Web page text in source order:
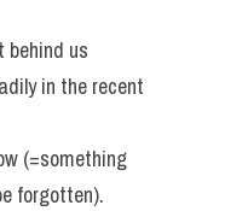
behind us
in the recent
(=something
forgotten).